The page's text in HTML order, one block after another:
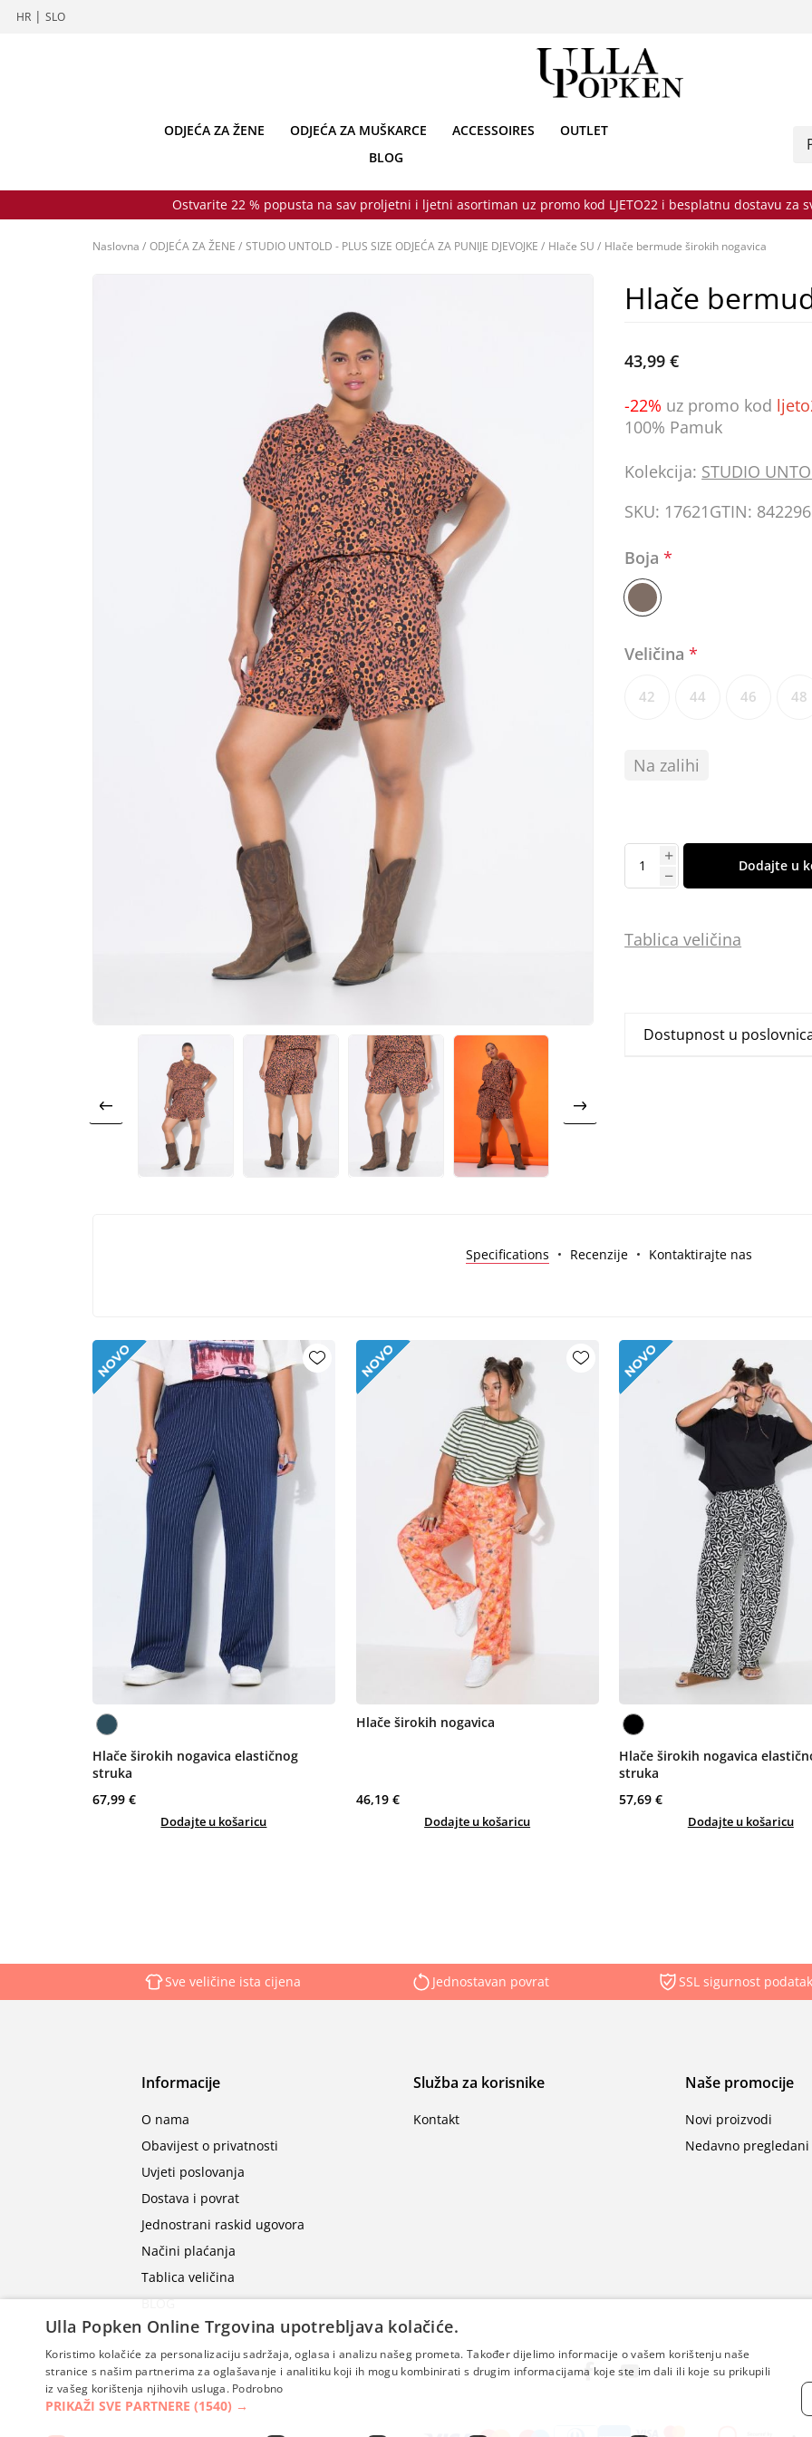
HR | SLO
ODJEĆA ZA ŽENE ODJEĆA ZA MUŠKARCE ACCESSOIRES
OUTLET
BLOG
Ostvarite 22 % popusta na sav proljetni i ljetni asortiman uz promo kod LJETO22 i besplatnu dostavu za
Naslovna / ODJEĆA ZA ŽENE / STUDIO UNTOLD - PLUS SIZE ODJEĆA ZA PUNIJE DJEVOJKE / Hlače SU / Hlače bermude širokih nogavica
Hlače
43,99 €
-22% uz promo kod
100% Pamuk
Kolekcija: STUDIO
SKU: 17621GTIN: 842296
Boja*
Veličina*
42 44 46 48
Na zalihi
Dodajte u
Tablica veličina
Dostupnost u
Specifications Recenzije Kontaktirajte nas
Hlače širokih nogavica elastičnog
struka
67,99 €
Dodajte u košaricu
Hlače širokih nogavica
46,19 €
Dodajte u košaricu
Hlače širokih nogavica
struka
57,69 €
Dodajte u košaricu
Sve veličine ista cijena Jednostavan povrat SSL sigurnost
Informacije
O nama
Obavijest o privatnosti
Uvjeti poslovanja
Dostava i povrat
Jednostrani raskid ugovora
Načini plaćanja
Tablica veličina
BLOG
Služba za korisnike
Kontakt
Naše promocije
Novi proizvodi
Nedavno
Ulla Popken Online Trgovina upotrebljava kolačiće.
Koristimo kolačiće za personalizaciju sadržaja, oglasa i analizu našeg prometa. Također dijelimo informacije o vašem korištenju naše
stranice s našim partnerima za oglašavanje i analitiku koji ih mogu kombinirati s drugim informacijama koje ste im dali ili koje su prikupili
iz vašeg korištenja njihovih usluga. Podrobno
PRIKAŽI SVE PARTNERE (1540) →